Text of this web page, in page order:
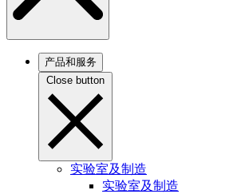
产品和服务
Close button
实验室及制造
实验室及制造